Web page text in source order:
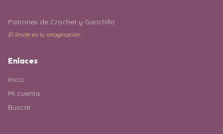
Patrones de Crochet y Ganchillo
El límite es tu imaginación
Enlaces
Inicio
Mi cuenta
Buscar